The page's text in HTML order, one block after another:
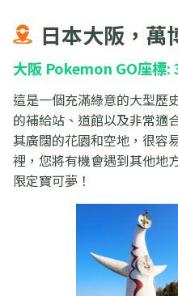
日本大阪，萬
大阪 Pokemon GO座
這是一個充滿綠意的大型歷
的補給站、道館以及非常適
其廣闊的花園和空地，很容
裡，您將有機會遇到其他地
限定寶可夢！